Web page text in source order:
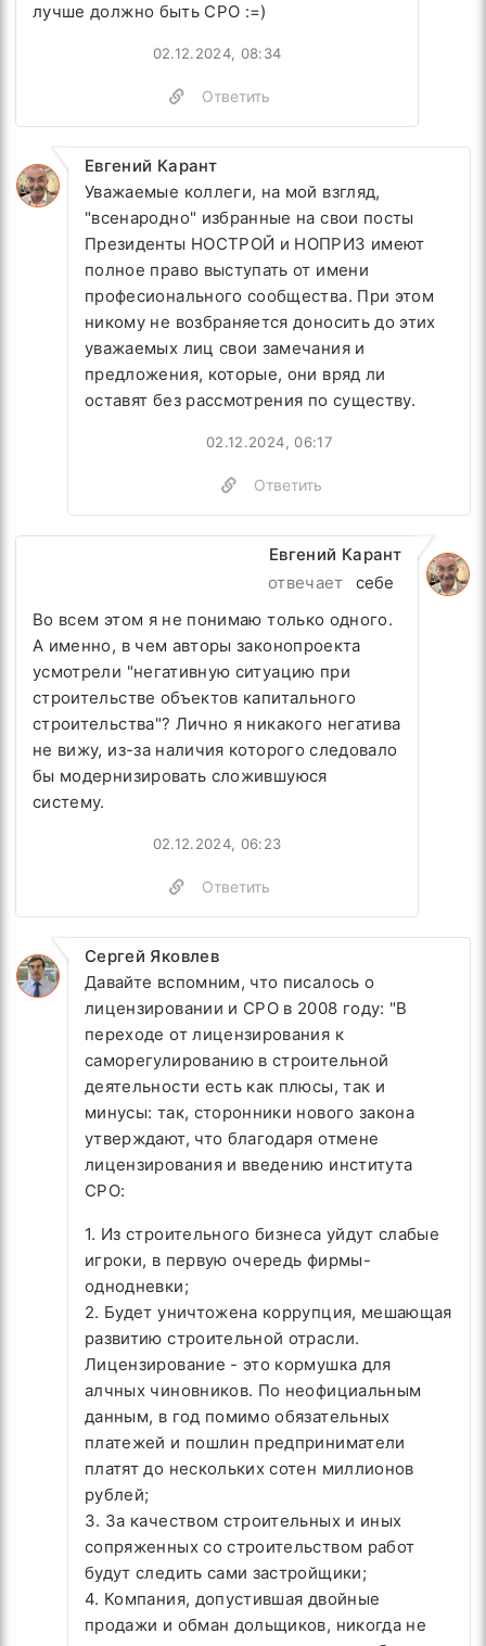
лучше должно быть СРО :=)
Ответить
02.12.2024, 08:34
Евгений Карант
Уважаемые коллеги, на мой взгляд,
"всенародно" избранные на свои посты
Президенты НОСТРОЙ и НОПРИЗ имеют
полное право выступать от имени
професионального сообщества. При этом
никому не возбраняется доносить до этих
уважаемых лиц свои замечания и
предложения, которые, они вряд ли
оставят без рассмотрения по существу.
02.12.2024, 06:17
Ответить
Евгений Карант
отвечает
себе
Во всем этом я не понимаю только одного.
А именно, в чем авторы законопроекта
усмотрели "негативную ситуацию при
строительстве объектов капитального
строительства"? Лично я никакого негатива
не вижу, из-за наличия которого следовало
бы модернизировать сложившуюся
систему.
Ответить
02.12.2024, 06:23
Сергей Яковлев
Давайте вспомним, что писалось о
лицензировании и СРО в 2008 году: "В
переходе от лицензирования к
саморегулированию в строительной
деятельности есть как плюсы, так и
минусы: так, сторонники нового закона
утверждают, что благодаря отмене
лицензирования и введению института
СРО:
1. Из строительного бизнеса уйдут слабые
игроки, в первую очередь фирмы-
однодневки;
2. Будет уничтожена коррупция, мешающая
развитию строительной отрасли.
Лицензирование - это кормушка для
алчных чиновников. По неофициальным
данным, в год помимо обязательных
платежей и пошлин предприниматели
платят до нескольких сотен миллионов
рублей;
3. За качеством строительных и иных
сопряженных со строительством работ
будут следить сами застройщики;
4. Компания, допустившая двойные
продажи и обман дольщиков, никогда не